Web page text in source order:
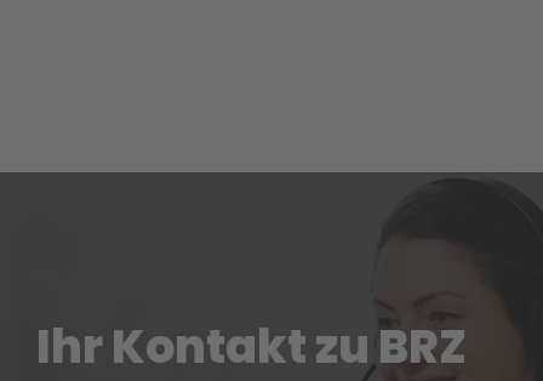
Ihr Kontakt zu BRZ